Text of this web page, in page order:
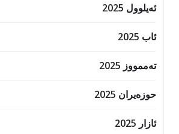
ئەیلوول 2025
ئاب 2025
تەممووز 2025
حوزه‌یران 2025
ئازار 2025